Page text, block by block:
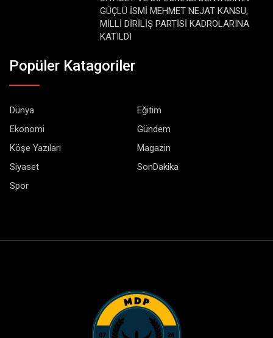
GÜÇLÜ İSMİ MEHMET NEJAT KANSU,
MİLLİ DİRİLİŞ PARTİSİ KADROLARINA
KATILDI
Popüler Katagoriler
Dünya
Eğitim
Ekonomi
Gündem
Köşe Yazıları
Magazin
Siyaset
SonDakika
Spor